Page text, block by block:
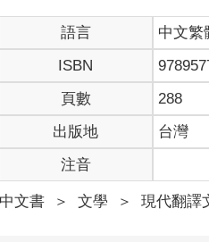
語言 中文繁
ISBN
頁數
288
出版地
台灣
注音
中文書 ＞ 文學 ＞ 現代翻譯